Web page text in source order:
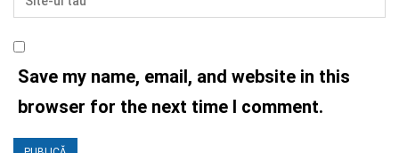
Save my name, email, and website in this
browser for the next time I comment.